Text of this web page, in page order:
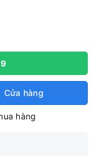
Cửa hàng
hàng